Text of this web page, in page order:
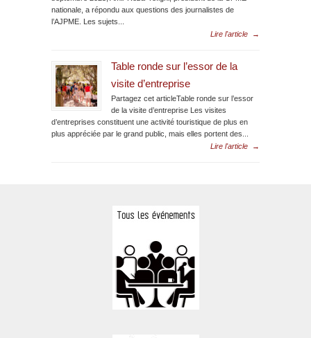
nationale, a répondu aux questions des journalistes de
l’AJPME. Les sujets...
Lire l'article
→
Table ronde sur l’essor de la
visite d’entreprise
Partagez cet articleTable ronde sur l’essor
de la visite d’entreprise Les visites
d’entreprises constituent une activité touristique de plus en
plus appréciée par le grand public, mais elles portent des...
Lire l'article
→